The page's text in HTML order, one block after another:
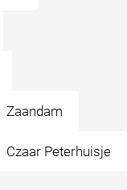
Zaandam
Czaar Peterhuisje